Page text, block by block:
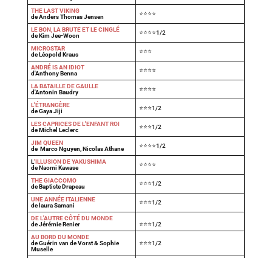
THE LAST VIKING
de Anders Thomas Jensen
⭐⭐⭐⭐
LE BON, LA BRUTE ET LE CINGLÉ
de Kim Jee-Woon
⭐⭐⭐⭐1/2
MICROSTAR
de Léopold Kraus
⭐⭐⭐
ANDRÉ IS AN IDIOT
d'Anthony Benna
⭐⭐⭐⭐
LA BATAILLE DE GAULLE
d'Antonin Baudry
⭐⭐⭐⭐
L'ÉTRANGÈRE
de Gaya Jiji
⭐⭐⭐1/2
LES CAPRICES DE L'ENFANT ROI
de Michel Leclerc
⭐⭐⭐1/2
JIM QUEEN
de Marco Nguyen, Nicolas Athane
⭐⭐⭐⭐1/2
L'ILLUSION DE YAKUSHIMA
de Naomi Kawase
⭐⭐⭐⭐
THE GIACCOMO
de Baptiste Drapeau
⭐⭐⭐1/2
UNE ANNÉE ITALIENNE
de laura Samani
⭐⭐⭐1/2
DE L'AUTRE CÔTÉ DU MONDE
de Jérémie Renier
⭐⭐⭐1/2
AU BORD DU MONDE
de Guérin van de Vorst & Sophie
Muselle
⭐⭐⭐1/2